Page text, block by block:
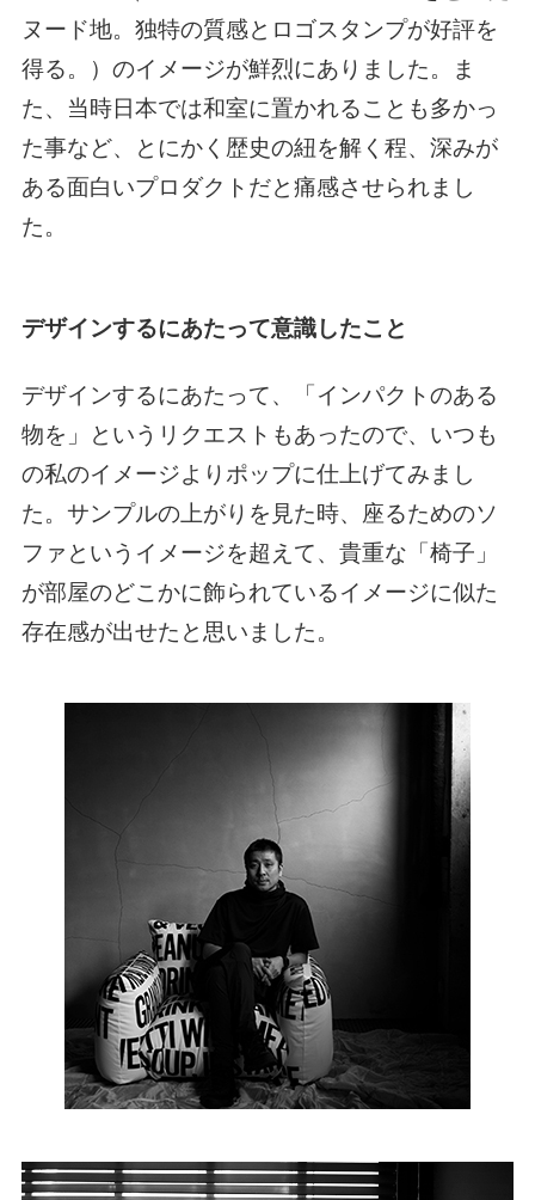
ヌード地。独特の質感とロゴスタンプが好評を
得る。）のイメージが鮮烈にありました。ま
た、当時日本では和室に置かれることも多かっ
た事など、とにかく歴史の紐を解く程、深みが
ある面白いプロダクトだと痛感させられまし
た。
デザインするにあたって意識したこと
デザインするにあたって、「インパクトのある
物を」というリクエストもあったので、いつも
の私のイメージよりポップに仕上げてみまし
た。サンプルの上がりを見た時、座るためのソ
ファというイメージを超えて、貴重な「椅子」
が部屋のどこかに飾られているイメージに似た
存在感が出せたと思いました。